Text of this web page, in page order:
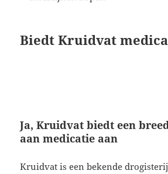
Biedt Kruidvat
Ja, Kruidvat biedt een
aan medicatie aan
Kruidvat is een bekende